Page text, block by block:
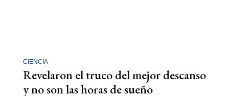
CIENCIA
Revelaron el truco del mejor descanso
y no son las horas de sueño